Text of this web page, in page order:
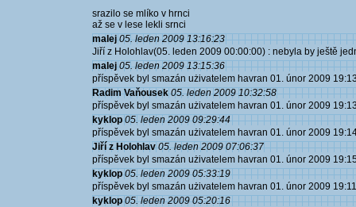
srazilo se mlíko v hrnci
až se v lese lekli srnci
malej 05. leden 2009 13:16:23
Jiří z Holohlav(05. leden 2009 00:00:00) : nebyla by ještě
malej 05. leden 2009 13:15:36
příspěvek byl smazán użivatelem havran 01. únor 2009
Radim Vaňousek 05. leden 2009 10:32:58
příspěvek byl smazán użivatelem havran 01. únor 2009
kyklop 05. leden 2009 09:29:44
příspěvek byl smazán użivatelem havran 01. únor 2009
Jiří z Holohlav 05. leden 2009 07:06:37
příspěvek byl smazán użivatelem havran 01. únor 2009
kyklop 05. leden 2009 05:33:19
příspěvek byl smazán użivatelem havran 01. únor 2009
kyklop 05. leden 2009 05:20:16